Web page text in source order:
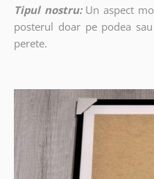
Tipul nostru: Un aspect
posterul doar pe podea
perete.